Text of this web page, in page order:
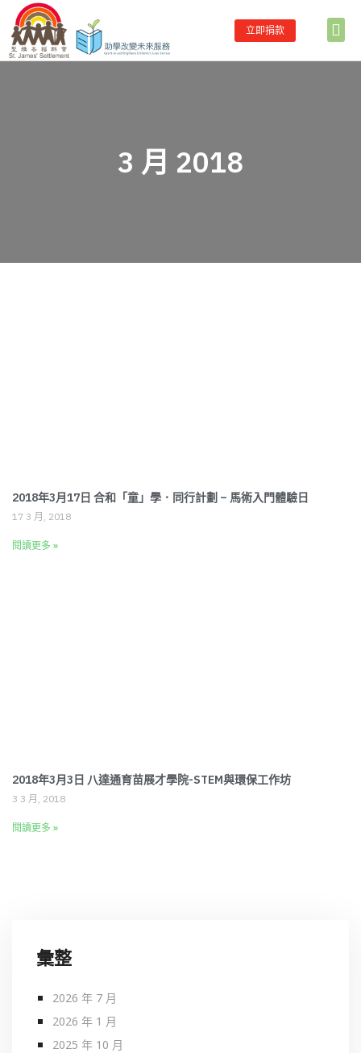
立即捐款
3 月 2018
2018年3月17日 合和「童」學．同行計劃 – 馬術入門體驗日
17 3 月, 2018
閱讀更多 »
2018年3月3日 八達通育苗展才學院-STEM與環保工作坊
3 3 月, 2018
閱讀更多 »
彙整
2026 年 7 月
2026 年 1 月
2025 年 10 月